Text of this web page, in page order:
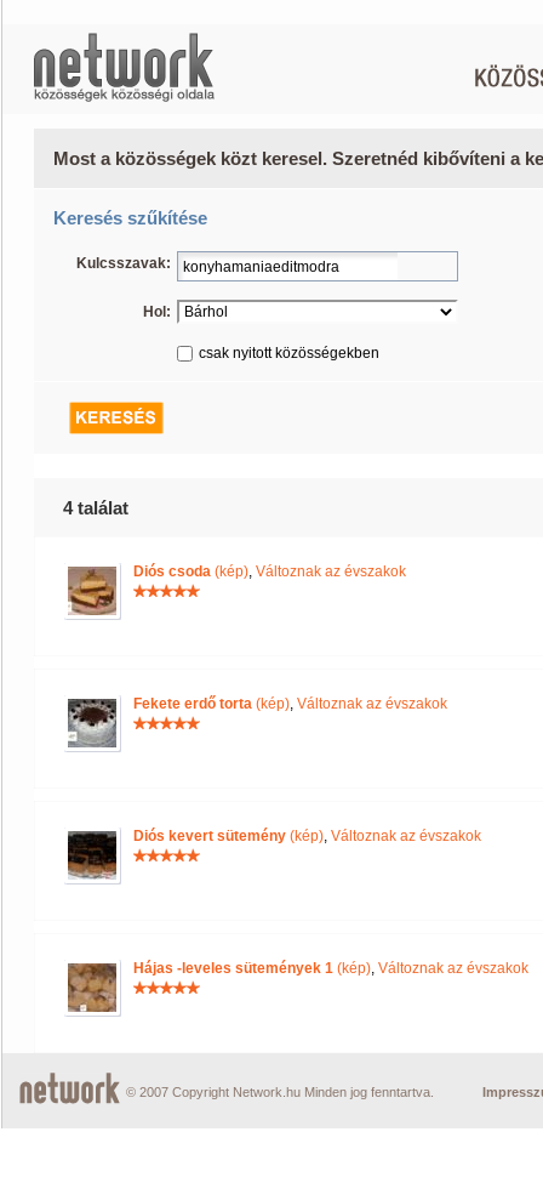
Most a közösségek közt keresel. Szeretnéd kibővíteni a
Keresés szűkítése
Kulcsszavak:
Hol:
csak nyitott közösségekben
4 találat
Diós csoda (kép), Változnak az évszakok
Fekete erdő torta (kép), Változnak az évszakok
Diós kevert sütemény (kép), Változnak az évszakok
Hájas -leveles sütemények 1 (kép), Változnak az évszakok
© 2007 Copyright Network.hu Minden jog fenntartva.